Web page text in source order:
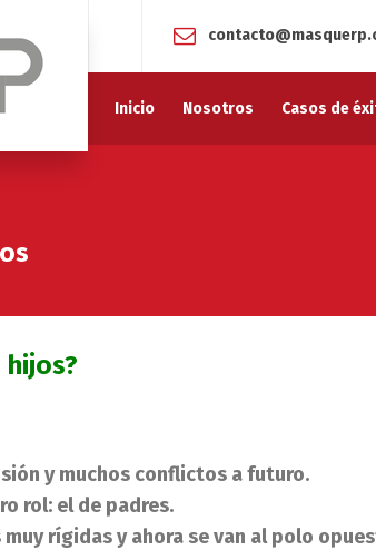
Inicio Nosotros Casos de
y muchos conflictos a futuro.
rol: el de padres.
rígidas y ahora se van al polo